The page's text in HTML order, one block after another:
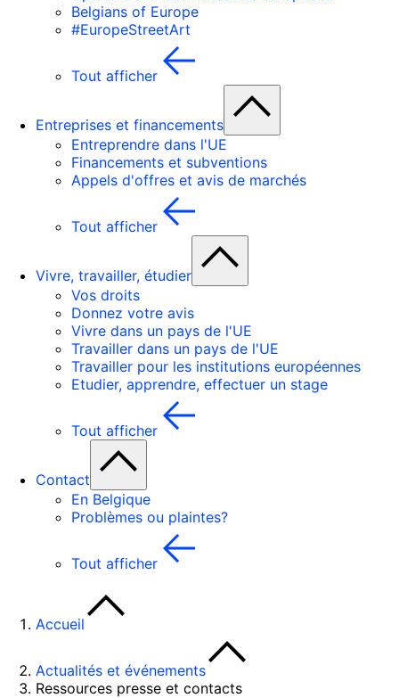
Belgians of Europe
#EuropeStreetArt
Tout afficher
Entreprises et financements
Entreprendre dans l'UE
Financements et subventions
Appels d'offres et avis de marchés
Tout afficher
Vivre, travailler, étudier
Vos droits
Donnez votre avis
Vivre dans un pays de l'UE
Travailler dans un pays de l'UE
Travailler pour les institutions européennes
Etudier, apprendre, effectuer un stage
Tout afficher
Contact
En Belgique
Problèmes ou plaintes?
Tout afficher
Accueil
Actualités et événements
Ressources presse et contacts